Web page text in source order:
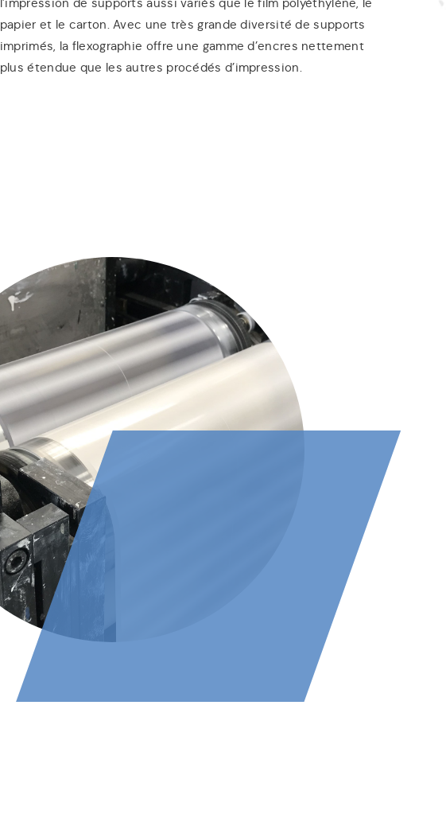
papier et le carton. Avec une très grande diversité de supports
imprimés, la flexographie offre une gamme d’encres nettement
plus étendue que les autres procédés d’impression.